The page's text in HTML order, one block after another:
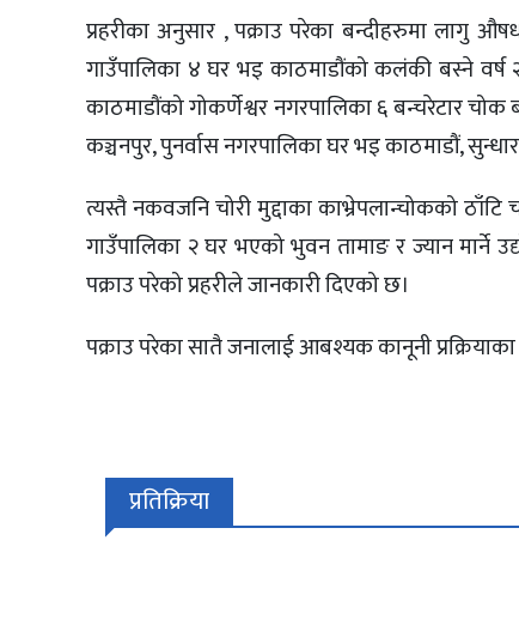
प्रहरीका अनुसार , पक्राउ परेका बन्दीहरुमा लागु
गाउँपालिका ४ घर भइ काठमाडौंको कलंकी बस्ने वर्ष
काठमाडौंको गोकर्णेश्वर नगरपालिका ६ बन्चरेटार
कञ्चनपुर, पुनर्वास नगरपालिका घर भइ काठमाडौं,
त्यस्तै नकवजनि चोरी मुद्दाका काभ्रेपलान्चोकको
गाउँपालिका २ घर भएको भुवन तामाङ र ज्यान मार्ने
पक्राउ परेको प्रहरीले जानकारी दिएको छ।
पक्राउ परेका सातै जनालाई आबश्यक कानूनी
प्रतिक्रिया